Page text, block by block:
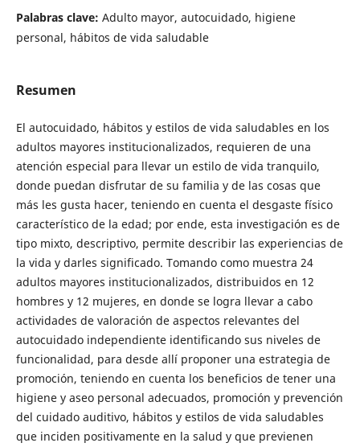
Palabras clave: Adulto mayor, autocuidado, higiene
personal, hábitos de vida saludable
Resumen
El autocuidado, hábitos y estilos de vida saludables en los
adultos mayores institucionalizados, requieren de una
atención especial para llevar un estilo de vida tranquilo,
donde puedan disfrutar de su familia y de las cosas que
más les gusta hacer, teniendo en cuenta el desgaste físico
característico de la edad; por ende, esta investigación es de
tipo mixto, descriptivo, permite describir las experiencias de
la vida y darles significado. Tomando como muestra 24
adultos mayores institucionalizados, distribuidos en 12
hombres y 12 mujeres, en donde se logra llevar a cabo
actividades de valoración de aspectos relevantes del
autocuidado independiente identificando sus niveles de
funcionalidad, para desde allí proponer una estrategia de
promoción, teniendo en cuenta los beneficios de tener una
higiene y aseo personal adecuados, promoción y prevención
del cuidado auditivo, hábitos y estilos de vida saludables
que inciden positivamente en la salud y que previenen